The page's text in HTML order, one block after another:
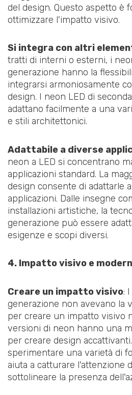
del design. Questo aspetto è
ottimizzare l'impatto visivo.
Si integra con altri
tratti di interni o esterni, i
generazione hanno la
integrarsi armoniosamente
design. I neon LED di
adattano facilmente a una
e stili architettonici.
Adattabile a diverse
neon a LED si concentrano
applicazioni standard. La
design consente di adattarle
applicazioni. Dalle insegne
installazioni artistiche, la
generazione può essere
esigenze e scopi diversi.
4. Impatto visivo e
Creare un impatto visivo:
generazione non avevano la
per creare un impatto visivo
versioni di neon hanno una
per creare design
sperimentare una varietà di
aiuta a catturare l'attenzione
sottolineare la presenza